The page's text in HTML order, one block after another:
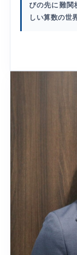
びの先に難関
しい算数の世